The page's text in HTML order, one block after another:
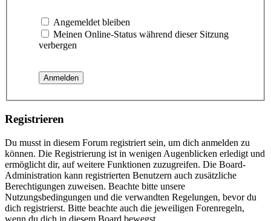
Angemeldet bleiben
Meinen Online-Status während dieser Sitzung
verbergen
Registrieren
Du musst in diesem Forum registriert sein, um dich anmelden zu
können. Die Registrierung ist in wenigen Augenblicken erledigt und
ermöglicht dir, auf weitere Funktionen zuzugreifen. Die Board-
Administration kann registrierten Benutzern auch zusätzliche
Berechtigungen zuweisen. Beachte bitte unsere
Nutzungsbedingungen und die verwandten Regelungen, bevor du
dich registrierst. Bitte beachte auch die jeweiligen Forenregeln,
wenn du dich in diesem Board bewegst.